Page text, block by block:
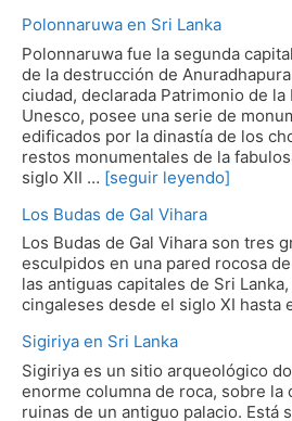
Polonnaruwa en Sri Lanka
Polonnaruwa fue la segunda
de la destrucción de
ciudad, declarada Patrimonio de la
Unesco, posee una serie de
edificados por la dinastía de los
restos monumentales de la
siglo XII … [seguir leyendo]
Los Budas de Gal Vihara
Los Budas de Gal Vihara son tres
esculpidos en una pared rocosa
las antiguas capitales de Sri
cingaleses desde el siglo XI hasta
Sigiriya en Sri Lanka
Sigiriya es un sitio arqueológico
enorme columna de roca, sobre la
ruinas de un antiguo palacio. Está